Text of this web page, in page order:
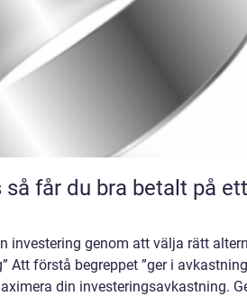
investering genom att välja rätt
Att förstå begreppet ”ger i
din investeringsavkastning.